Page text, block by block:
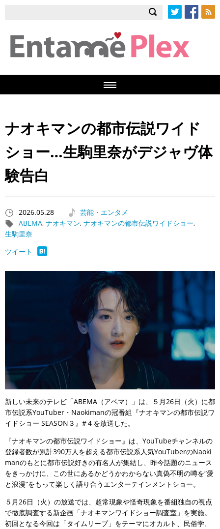
ナオキマンの都市伝説ワイド
ショー…生駒里奈がデジャヴ体
験告白
2026.05.28
芸能・エンタメ
ABEMA, ナオキマン, ナオキマンの都市伝説ワイドショー,
生駒里奈
ツイート
新しい未来のテレビ「ABEMA（アベマ）」は、５月26日（火）に都
市伝説系YouTuber・Naokimanの冠番組『ナオキマンの都市伝説ワ
イドショー SEASON３』#４を放送した。
『ナオキマンの都市伝説ワイドショー』は、YouTubeチャンネルの
登録者数が累計390万人を超える都市伝説系人気YouTuberのNaoki
manのもとに都市伝説好きの有名人が集結し、昨今話題のニュース
をきっかけに、この世にあるかどうかわからない真偽不明の噂を“愛
と浪漫”をもって楽しく語り合うエンターテインメントショー。
５月26日（火）の放送では、超常現象や怪奇現象を番組独自の視点
で徹底調査する新企画「ナオキマンワイドショー調査室」を実施。
初回となる今回は「タイムリープ」をテーマにオカルト、民俗学、